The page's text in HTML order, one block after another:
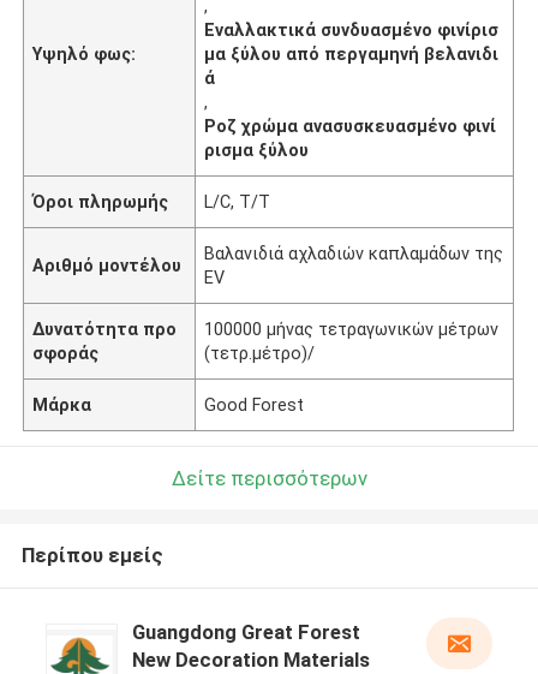
Υψηλό φως:
,
Εναλλακτικά συνδυασμένο φινίρισ
μα ξύλου από περγαμηνή βελανιδι
ά
,
Ροζ χρώμα ανασυσκευασμένο φινί
ρισμα ξύλου
Όροι πληρωμής L/C, T/T
Αριθμό μοντέλου
Βαλανιδιά αχλαδιών καπλαμάδων της
EV
Δυνατότητα προ
σφοράς
100000 μήνας τετραγωνικών μέτρων
(τετρ.μέτρο)/
Μάρκα Good Forest
Δείτε περισσότερων
Περίπου εμείς
Guangdong Great Forest
New Decoration Materials